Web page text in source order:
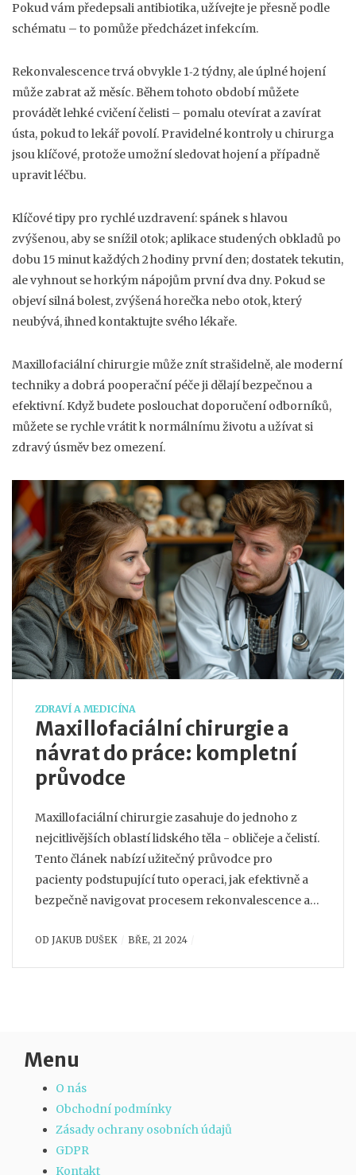
Pokud vám předepsali antibiotika, užívejte je přesně podle
schématu – to pomůže předcházet infekcím.
Rekonvalescence trvá obvykle 1‑2 týdny, ale úplné hojení
může zabrat až měsíc. Během tohoto období můžete
provádět lehké cvičení čelisti – pomalu otevírat a zavírat
ústa, pokud to lekář povolí. Pravidelné kontroly u chirurga
jsou klíčové, protože umožní sledovat hojení a případně
upravit léčbu.
Klíčové tipy pro rychlé uzdravení: spánek s hlavou
zvýšenou, aby se snížil otok; aplikace studených obkladů po
dobu 15 minut každých 2 hodiny první den; dostatek tekutin,
ale vyhnout se horkým nápojům první dva dny. Pokud se
objeví silná bolest, zvýšená horečka nebo otok, který
neubývá, ihned kontaktujte svého lékaře.
Maxillofaciální chirurgie může znít strašidelně, ale moderní
techniky a dobrá pooperační péče ji dělají bezpečnou a
efektivní. Když budete poslouchat doporučení odborníků,
můžete se rychle vrátit k normálnímu životu a užívat si
zdravý úsměv bez omezení.
ZDRAVÍ A MEDICÍNA
Maxillofaciální chirurgie a
návrat do práce: kompletní
průvodce
Maxillofaciální chirurgie zasahuje do jednoho z
nejcitlivějších oblastí lidského těla - obličeje a čelistí.
Tento článek nabízí užitečný průvodce pro
pacienty podstupující tuto operaci, jak efektivně a
bezpečně navigovat procesem rekonvalescence a
důležité milníky v léčebném procesu a tipy od
OD JAKUB DUŠEK BŘE, 21 2024
Menu
O nás
Obchodní podmínky
Zásady ochrany osobních údajů
GDPR
Kontakt